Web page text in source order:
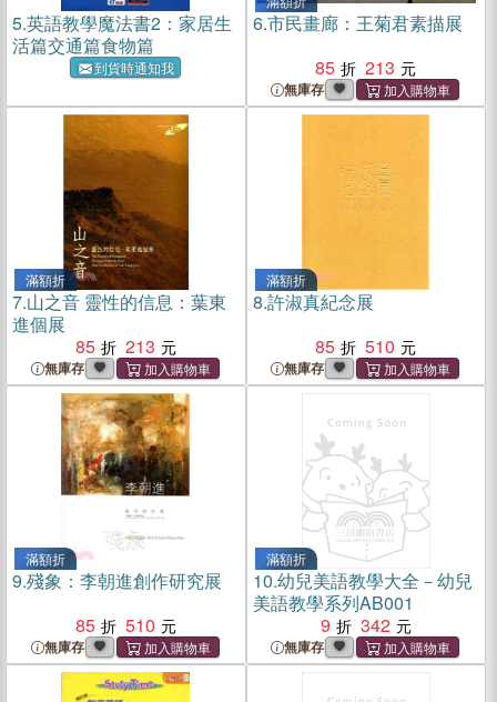
5.英語教學魔法書2：家居生
活篇交通篇食物篇
到貨時通知我
6.市民畫廊：王菊君素描展
85
213
無庫存
滿額折
7.山之音 靈性的信息：葉東
進個展
85
213
無庫存
滿額折
8.許淑真紀念展
85
510
無庫存
滿額折
9.殘象：李朝進創作研究展
85
510
無庫存
滿額折
10.幼兒美語教學大全－幼兒
美語教學系列AB001
9
342
無庫存